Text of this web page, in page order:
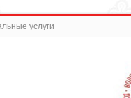
услуги